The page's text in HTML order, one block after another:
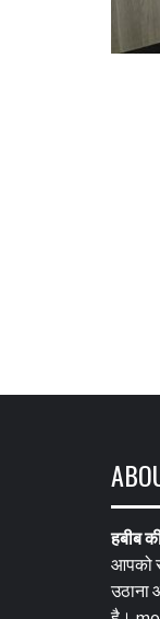
हबीब
आपको
उठाना